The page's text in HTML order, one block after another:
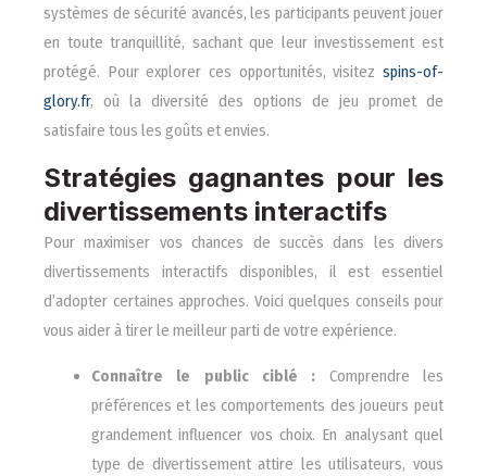
systèmes de sécurité avancés, les participants peuvent jouer
en toute tranquillité, sachant que leur investissement est
protégé. Pour explorer ces opportunités, visitez spins-of-
glory.fr, où la diversité des options de jeu promet de
satisfaire tous les goûts et envies.
Stratégies gagnantes pour les
divertissements interactifs
Pour maximiser vos chances de succès dans les divers
divertissements interactifs disponibles, il est essentiel
d’adopter certaines approches. Voici quelques conseils pour
vous aider à tirer le meilleur parti de votre expérience.
Connaître le public ciblé : Comprendre les
préférences et les comportements des joueurs peut
grandement influencer vos choix. En analysant quel
type de divertissement attire les utilisateurs, vous